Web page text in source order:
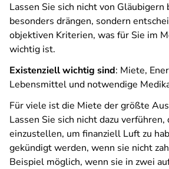
Lassen Sie sich nicht von Gläubigern
besonders drängen, sondern
objektiven Kriterien, was für Sie im
wichtig ist.
Existenziell wichtig sind: Miete,
Lebensmittel und notwendige
Für viele ist die Miete der größte
Lassen Sie sich nicht dazu
einzustellen, um finanziell Luft zu
gekündigt werden, wenn sie nicht
Beispiel möglich, wenn sie in zwei